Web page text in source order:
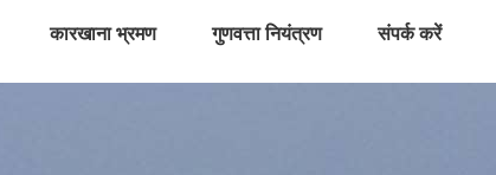
कारखाना भ्रमण गुणवत्ता नियंत्रण संपर्क करें